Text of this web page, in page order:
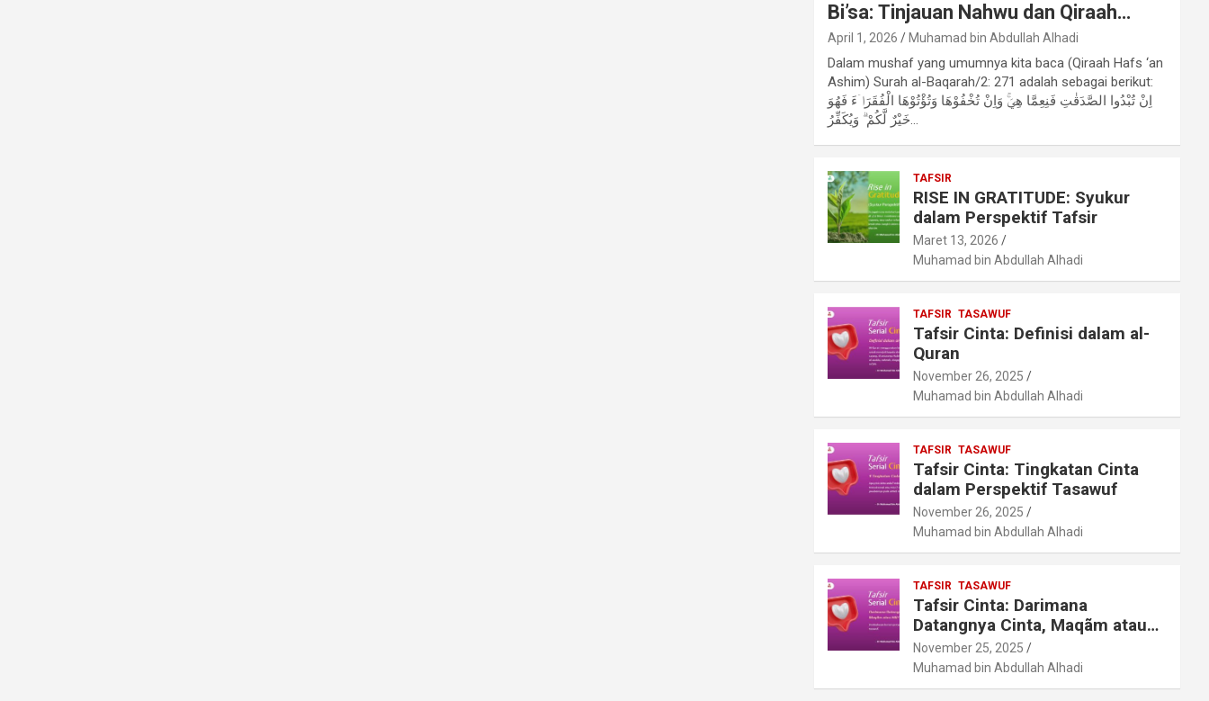
Bi’sa: Tinjauan Nahwu dan Qiraah
Surah al-Baqarah/2: 271
April 1, 2026 Muhamad bin Abdullah Alhadi
Dalam mushaf yang umumnya kita baca (Qiraah Hafs ‘an
Ashim) Surah al-Baqarah/2: 271 adalah sebagai berikut:
اِنْ تُبْدُوا الصَّدَقٰتِ فَنِعِمَّا هِيَۚ وَاِنْ تُخْفُوْهَا وَتُؤْتُوْهَا الْفُقَرَاۤءَ فَهُوَ
خَيْرٌ لَّكُمْ ۗ وَيُكَفِّرُ…
TAFSIR
RISE IN GRATITUDE: Syukur
dalam Perspektif Tafsir
Maret 13, 2026
Muhamad bin Abdullah Alhadi
TAFSIR TASAWUF
Tafsir Cinta: Definisi dalam al-
Quran
November 26, 2025
Muhamad bin Abdullah Alhadi
TAFSIR TASAWUF
Tafsir Cinta: Tingkatan Cinta
dalam Perspektif Tasawuf
November 26, 2025
Muhamad bin Abdullah Alhadi
TAFSIR TASAWUF
Tafsir Cinta: Darimana
Datangnya Cinta, Maqãm atau
Hãl?
November 25, 2025
Muhamad bin Abdullah Alhadi